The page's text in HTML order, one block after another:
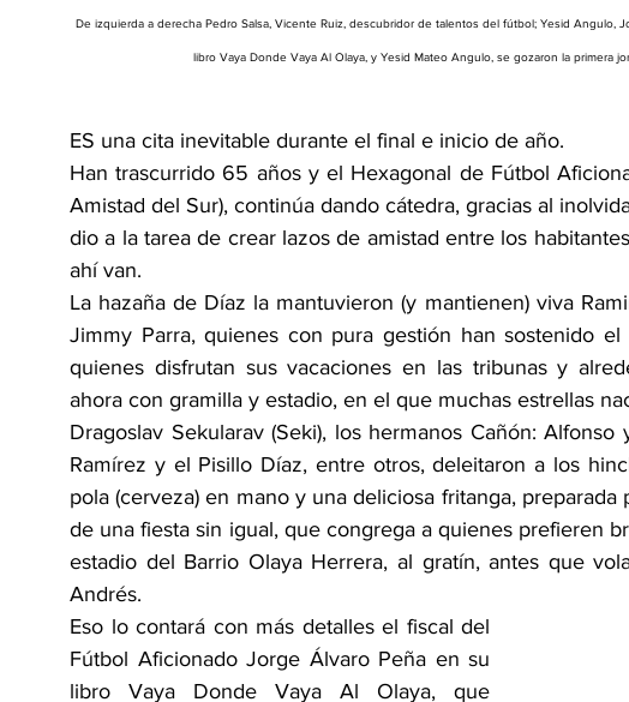
De izquierda a derecha Pedro Salsa, Vicente Ruiz, descubridor de talentos del fútbol; Yesid Angulo,
libro Vaya Donde Vaya Al Olaya, y Yesid Mateo Angulo, se gozaron la primera
ES una cita inevitable durante el final e inicio de año.
Han trascurrido 65 años y el Hexagonal de Fútbol
Amistad del Sur), continúa dando cátedra, gracias al
dio a la tarea de crear lazos de amistad entre los
ahí van.
La hazaña de Díaz la mantuvieron (y mantienen) viva
Jimmy Parra, quienes con pura gestión han sostenido
quienes disfrutan sus vacaciones en las tribunas y
ahora con gramilla y estadio, en el que muchas estrellas
Dragoslav Sekularav (Seki), los hermanos Cañón:
Ramírez y el Pisillo Díaz, entre otros, deleitaron a los
pola (cerveza) en mano y una deliciosa fritanga, preparada
de una fiesta sin igual, que congrega a quienes prefieren
estadio del Barrio Olaya Herrera, al gratín, antes que
Andrés.
Eso lo contará con más detalles el fiscal del
Fútbol Aficionado Jorge Álvaro Peña en su
libro Vaya Donde Vaya Al Olaya, que